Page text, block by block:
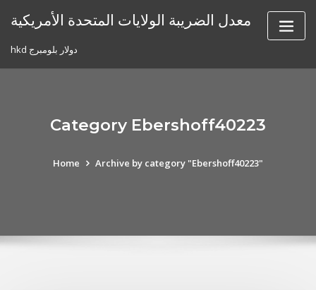
معدل الضريبة الولايات المتحدة الأمريكية
hkd دولار بلومبرج
Category Ebershoff40223
Home Archive by category "Ebershoff40223"